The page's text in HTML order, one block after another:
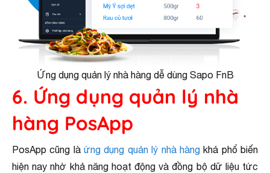
Ứng dụng quản lý nhà hàng dễ dùng Sapo FnB
6. Ứng dụng quản lý nhà
hàng PosApp
PosApp cũng làứng dụng quản lý nhà hàngkhá phổ biến
hiện nay nhờ khả năng hoạt động và đồng bộ dữ liệu tức